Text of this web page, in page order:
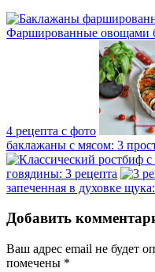
Фаршированные овощами
4 рецепта с фото
баклажаны с мясом: 3
говядины: 3 рецепта
запеченная в духовке
Добавить
Ваш адрес email не будет
помечены *